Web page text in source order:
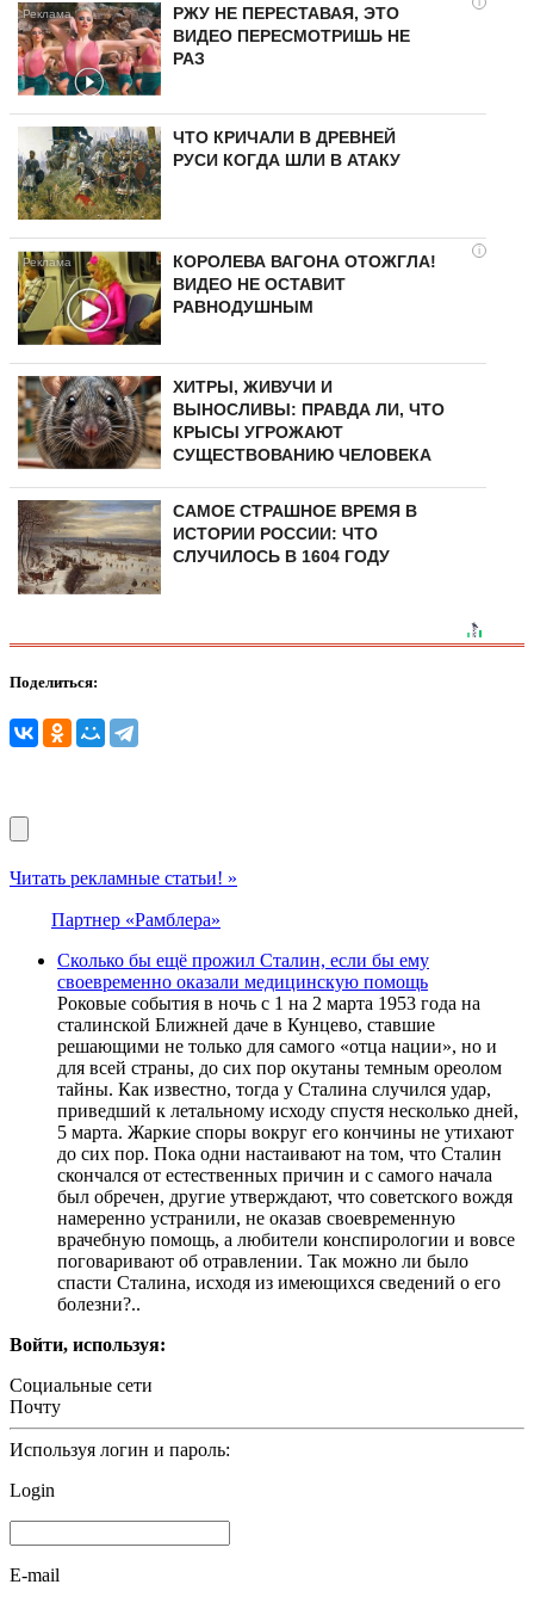
РЖУ НЕ ПЕРЕСТАВАЯ, ЭТО
ВИДЕО ПЕРЕСМОТРИШЬ НЕ
РАЗ
ЧТО КРИЧАЛИ В ДРЕВНЕЙ
РУСИ КОГДА ШЛИ В АТАКУ
i
КОРОЛЕВА ВАГОНА ОТОЖГЛА!
ВИДЕО НЕ ОСТАВИТ
РАВНОДУШНЫМ
ХИТРЫ, ЖИВУЧИ И
ВЫНОСЛИВЫ: ПРАВДА ЛИ, ЧТО
КРЫСЫ УГРОЖАЮТ
СУЩЕСТВОВАНИЮ ЧЕЛОВЕКА
САМОЕ СТРАШНОЕ ВРЕМЯ В
ИСТОРИИ РОССИИ: ЧТО
СЛУЧИЛОСЬ В 1604 ГОДУ
Поделиться:
Читать рекламные статьи! »
Партнер «Рамблера»
Сколько бы ещё прожил Сталин, если бы ему
своевременно оказали медицинскую помощь
Роковые события в ночь с 1 на 2 марта 1953 года на
сталинской Ближней даче в Кунцево, ставшие
решающими не только для самого «отца нации», но и
для всей страны, до сих пор окутаны темным ореолом
тайны. Как известно, тогда у Сталина случился удар,
приведший к летальному исходу спустя несколько дней,
5 марта. Жаркие споры вокруг его кончины не утихают
до сих пор. Пока одни настаивают на том, что Сталин
скончался от естественных причин и с самого начала
был обречен, другие утверждают, что советского вождя
намеренно устранили, не оказав своевременную
врачебную помощь, а любители конспирологии и вовсе
поговаривают об отравлении. Так можно ли было
спасти Сталина, исходя из имеющихся сведений о его
болезни?..
Войти, используя:
Социальные сети
Почту
Используя логин и пароль:
Login
E-mail